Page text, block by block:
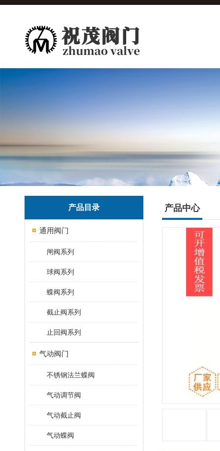
产品目录
通用阀门
闸阀系列
球阀系列
蝶阀系列
截止阀系列
止回阀系列
气动阀门
不锈钢法兰蝶阀
气动调节阀
气动截止阀
气动蝶阀
产品中心